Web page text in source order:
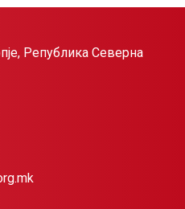
Република Северна